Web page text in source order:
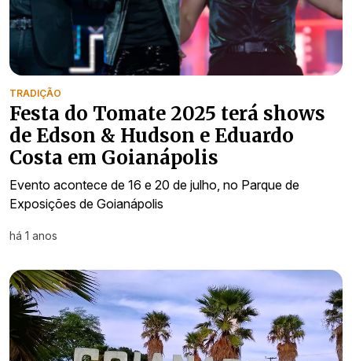
TRADIÇÃO
Festa do Tomate 2025 terá shows
de Edson & Hudson e Eduardo
Costa em Goianápolis
Evento acontece de 16 e 20 de julho, no Parque de
Exposições de Goianápolis
há 1 anos